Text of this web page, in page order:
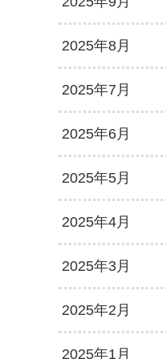
2025年8月
2025年7月
2025年6月
2025年5月
2025年4月
2025年3月
2025年2月
2025年1月